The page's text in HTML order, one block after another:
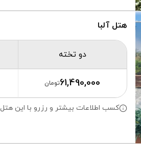
هتل آلبا
دو تخته
61,490,000تومان
کسب اطلاعات بیشتر و رزرو با این هتل